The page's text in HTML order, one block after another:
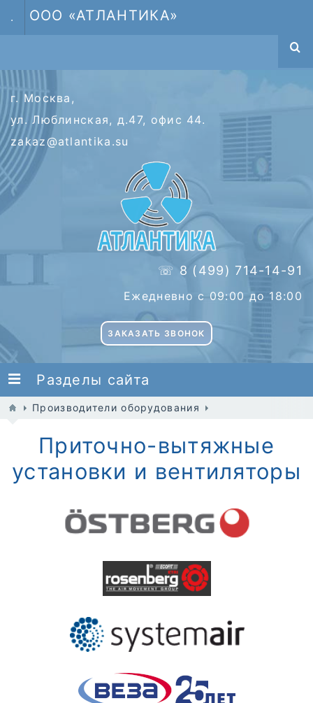
. ООО «АТЛАНТИКА»
г. Москва,
ул. Люблинская, д.47, офис 44.
zakaz@atlantika.su
☏ 8 (499) 714-14-91
Ежедневно с 09:00 до 18:00
ЗАКАЗАТЬ ЗВОНОК
Разделы сайта
Производители оборудования
Приточно-вытяжные
установки и вентиляторы